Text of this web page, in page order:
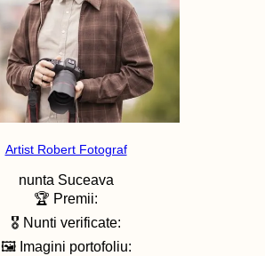
Artist Robert Fotograf
nunta Suceava
🏆 Premii:
🎖️ Nunti verificate:
🖼️ Imagini portofoliu: